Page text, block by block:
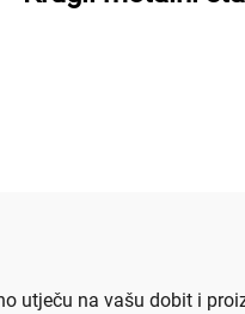
utječu na vašu dobit i